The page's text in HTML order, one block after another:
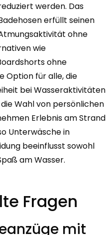
werden. Das
erfüllt seinen
ohne
wie
ohne
Option für alle, die
bei Wasseraktivitäten
Wahl von persönlichen
Erlebnis am Strand
Unterwäsche in
beeinflusst sowohl
am Wasser.
Fragen
mit